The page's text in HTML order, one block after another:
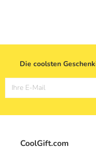
Die coolsten
Ihre E-Mail
CoolGift.com